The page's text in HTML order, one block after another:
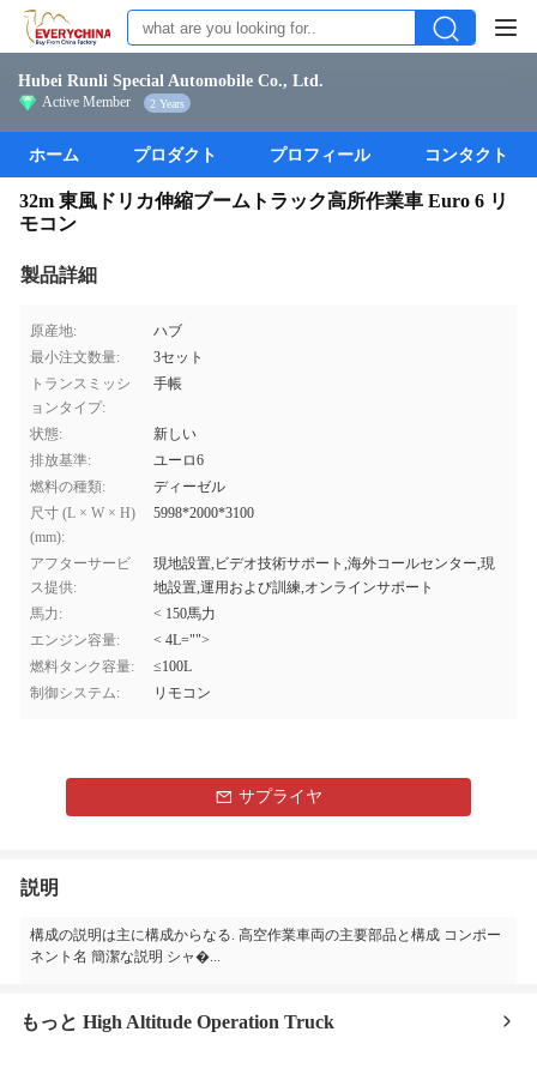
Hubei Runli Special Automobile Co., Ltd.
Active Member 2 Years
ホーム プロダクト プロフィール コンタクト
32m 東風ドリカ伸縮ブームトラック高所作業車 Euro 6 リ
モコン
製品詳細
原産地:
ハブ
最小注文数量:
3セット
トランスミッシ
ョンタイプ:
手帳
状態:
新しい
排放基準:
ユーロ6
燃料の種類:
ディーゼル
尺寸 (L × W × H)
(mm):
5998*2000*3100
アフターサービ
ス提供:
現地設置,ビデオ技術サポート,海外コールセンター,現
地設置,運用および訓練,オンラインサポート
馬力:
< 150馬力
エンジン容量:
< 4L="">
燃料タンク容量:
≤100L
制御システム:
リモコン
サプライヤ
説明
構成の説明は主に構成からなる. 高空作業車両の主要部品と構成 コンポー
ネント名 簡潔な説明 シャ�...
もっと High Altitude Operation Truck